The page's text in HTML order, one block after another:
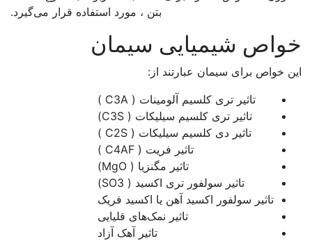
بتن ، مورد استفاده قرار می‌گیرد.
شیمیایی سیمان
خواص برای سیمان عبارتند از:
تاثیر تری کلسیم آلومینات ( C3A )
تاثیر تری کلسیم سیلیکات ( C3S)
تاثیر دی کلسیم سیلیکات ( C2S )
تاثیر فریت ( C4AF )
تاثیر مگنزیا ( MgO)
تاثیر سولفور تری اکسید ( SO3)
تاثیر سولفور اکسید آهن یا اکسید فریک
تاثیر نمک‌های قلیایی
تاثیر آهک آزاد